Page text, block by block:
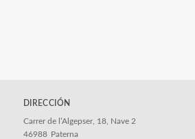
DIRECCIÓN
Carrer de l’Algepser, 18, Nave 2
46988 Paterna